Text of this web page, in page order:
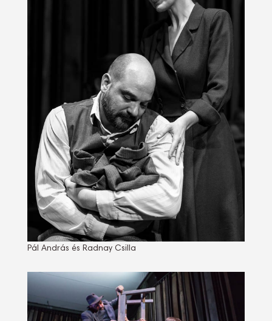
Pál András és Radnay Csilla